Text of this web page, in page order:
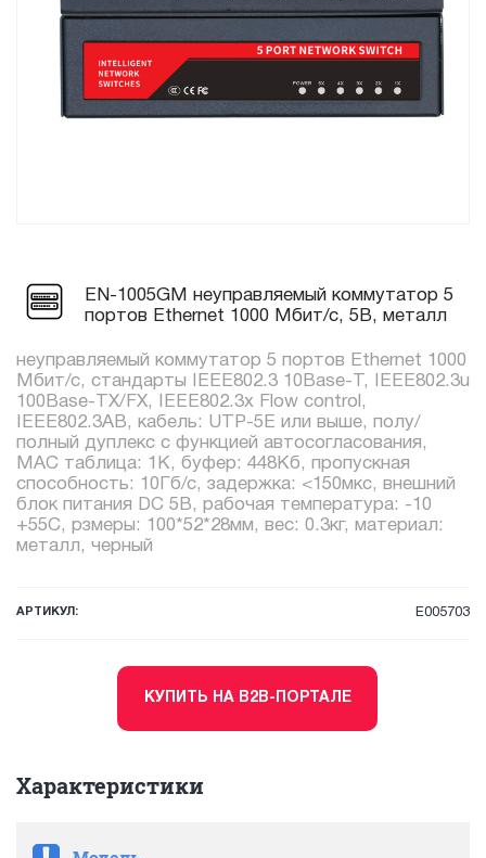
EN-1005GM неуправляемый коммутатор 5
портов Ethernet 1000 Мбит/с, 5В, металл
неуправляемый коммутатор 5 портов Ethernet 1000
Мбит/с, стандарты IEEE802.3 10Base-T, IEEE802.3u
100Base-TX/FX, IEEE802.3x Flow control,
IEEE802.3AB, кабель: UTP-5E или выше, полу/
полный дуплекс с функцией автосогласования,
MAC таблица: 1K, буфер: 448Kб, пропускная
способность: 10Гб/с, задержка: <150мкс, внешний
блок питания DC 5В, рабочая температура: -10
+55С, рзмеры: 100*52*28мм, вес: 0.3кг, материал:
металл, черный
АРТИКУЛ: E005703
КУПИТЬ НА B2B-ПОРТАЛЕ
Характеристики